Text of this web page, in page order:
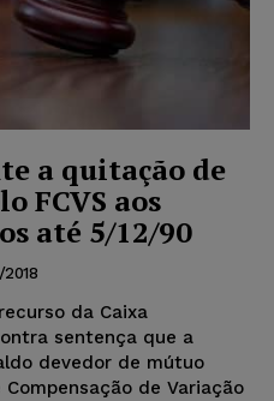
a quitação de
FCVS aos
até 5/12/90
da Caixa
sentença que a
devedor de mútuo
de Variação